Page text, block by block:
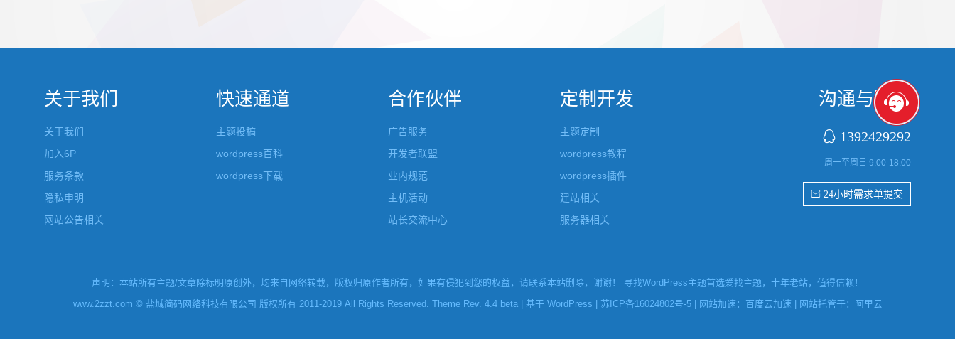
关于我们
关于我们
加入6P
服务条款
隐私申明
网站公告相关
快速通道
主题投稿
wordpress百科
wordpress下载
合作伙伴
广告服务
开发者联盟
业内规范
主机活动
站长交流中心
定制开发
主题定制
wordpress教程
wordpress插件
建站相关
服务器相关
沟通与联系
 1392429292
周一至周日 9:00-18:00
 24小时需求单提交
声明：本站所有主题/文章除标明原创外，均来自网络转载，版权归原作者所有，如果有侵犯到您的权益，请联系本站删除，谢谢！ 寻找WordPress主题首选爱找主题，十年老站，值得信赖！
www.2zzt.com © 盐城简码网络科技有限公司 版权所有 2011-2019 All Rights Reserved. Theme Rev. 4.4 beta | 基于 WordPress 苏ICP备16024802号-5| 网站加速： 百度云加速 | 网站托管于： 阿里云